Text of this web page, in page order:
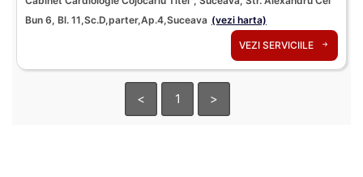
Bun 6, Bl. 11,Sc.D,parter,Ap.4,Suceava (vezi harta)
VEZI SERVICIILE
< 1 >